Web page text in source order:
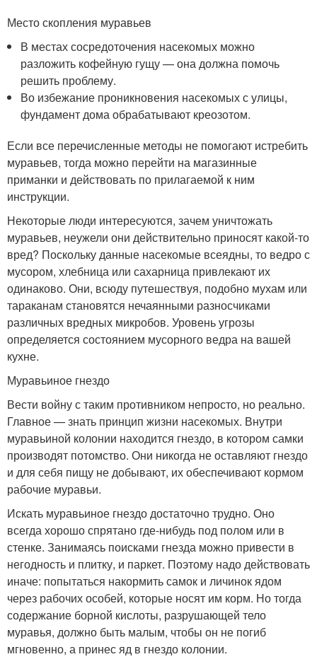
Место скопления муравьев
В местах сосредоточения насекомых можно
разложить кофейную гущу — она должна помочь
решить проблему.
Во избежание проникновения насекомых с улицы,
фундамент дома обрабатывают креозотом.
Если все перечисленные методы не помогают истребить
муравьев, тогда можно перейти на магазинные
приманки и действовать по прилагаемой к ним
инструкции.
Некоторые люди интересуются, зачем уничтожать
муравьев, неужели они действительно приносят какой-то
вред? Поскольку данные насекомые всеядны, то ведро с
мусором, хлебница или сахарница привлекают их
одинаково. Они, всюду путешествуя, подобно мухам или
тараканам становятся нечаянными разносчиками
различных вредных микробов. Уровень угрозы
определяется состоянием мусорного ведра на вашей
кухне.
Муравьиное гнездо
Вести войну с таким противником непросто, но реально.
Главное — знать принцип жизни насекомых. Внутри
муравьиной колонии находится гнездо, в котором самки
производят потомство. Они никогда не оставляют гнездо
и для себя пищу не добывают, их обеспечивают кормом
рабочие муравьи.
Искать муравьиное гнездо достаточно трудно. Оно
всегда хорошо спрятано где-нибудь под полом или в
стенке. Занимаясь поисками гнезда можно привести в
негодность и плитку, и паркет. Поэтому надо действовать
иначе: попытаться накормить самок и личинок ядом
через рабочих особей, которые носят им корм. Но тогда
содержание борной кислоты, разрушающей тело
муравья, должно быть малым, чтобы он не погиб
мгновенно, а принес яд в гнездо колонии.